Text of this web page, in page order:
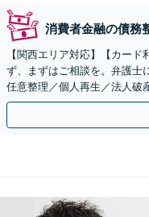
消費者金融の債務
【関西エリア対応】【カー
ず、まずはご相談を。弁護士
任意整理／個人再生／法人破
ご提案【破産管財人経験あり